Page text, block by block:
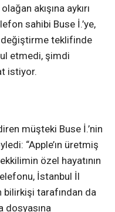
akışına aykırı
sahibi Buse İ.’ye,
değiştirme teklifinde
etmedi, şimdi
istiyor.
müşteki Buse İ.’nin
“Apple’ın üretmiş
özel hayatının
İstanbul İl
bilirkişi tarafından da
dosyasına